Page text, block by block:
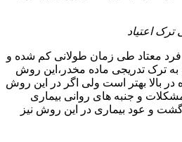
اعتیاد
معتاد طی زمان طولانی کم شده و
ترک تدریجی ماده مخدر،این روش
بالا بهتر است ولی اگر در این روش
و جنبه های روانی بیماری
و عود بیماری در این روش نیز